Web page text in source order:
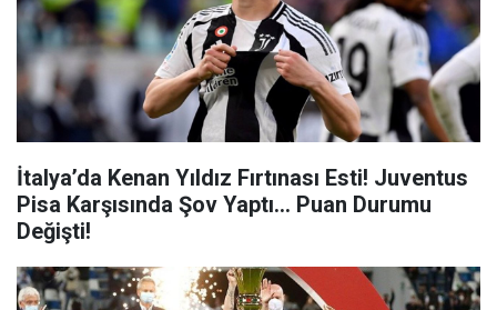
İtalya’da Kenan Yıldız Fırtınası Esti! Juventus
Pisa Karşısında Şov Yaptı... Puan Durumu
Değişti!